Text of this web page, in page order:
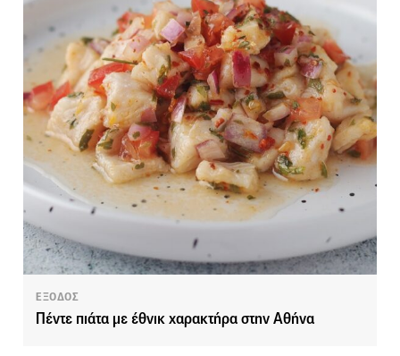
ΕΞΟΔΟΣ
Πέντε πιάτα με έθνικ χαρακτήρα στην Αθήνα